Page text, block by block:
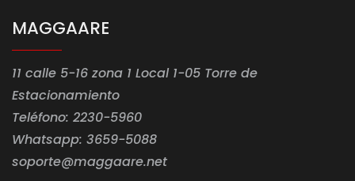
MAGGAARE
11 calle 5-16 zona 1 Local 1-05 Torre de
Estacionamiento
Teléfono: 2230-5960
Whatsapp: 3659-5088
soporte@maggaare.net